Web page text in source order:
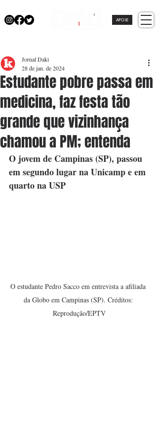
APOIE
Estudante pobre passa em
medicina, faz festa tão
grande que vizinhança
chamou a PM; entenda
Jornal Daki
28 de jan. de 2024
O jovem de Campinas (SP), passou
em segundo lugar na Unicamp e em
quarto na USP
O estudante Pedro Sacco em entrevista a afiliada
da Globo em Campinas (SP). Créditos:
Reprodução/EPTV